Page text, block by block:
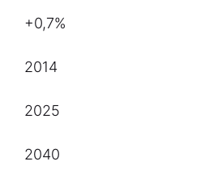
+0,7%
2014
2025
2040